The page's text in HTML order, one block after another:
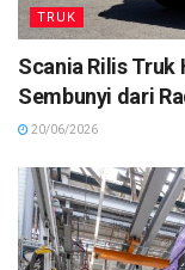
TRUK
Scania Rilis
Sembunyi dari
20/06/2026